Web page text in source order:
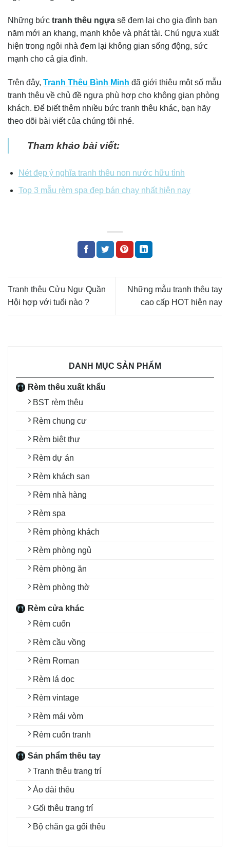
DANH MỤC SẢN PHẨM
Rèm thêu xuất khẩu
BST rèm thêu
Rèm chung cư
Rèm biệt thự
Rèm dự án
Rèm khách sạn
Rèm nhà hàng
Rèm spa
Rèm phòng khách
Rèm phòng ngủ
Rèm phòng ăn
Rèm phòng thờ
Rèm cửa khác
Rèm cuốn
Rèm cầu vồng
Rèm Roman
Rèm lá dọc
Rèm vintage
Rèm mái vòm
Rèm cuốn tranh
Sản phẩm thêu tay
Tranh thêu trang trí
Áo dài thêu
Gối thêu trang trí
Bộ chăn ga gối thêu
Những bức tranh thêu ngựa sẽ đem lại cho gia đình bạn
năm mới an khang, mạnh khỏe và phát tài. Chú ngựa xuất
hiện trong ngôi nhà đem lại không gian sống động, sức
mạnh cho cả gia đình.
Trên đây, Tranh Thêu Bình Minh đã giới thiệu một số mẫu
tranh thêu về chủ đề ngựa phù hợp cho không gian phòng
khách. Để biết thêm nhiều bức tranh thêu khác, bạn hãy
theo dõi bài viết của chúng tôi nhé.
Tham khảo bài viết:
Nét đẹp ý nghĩa tranh thêu non nước hữu tình
Top 3 mẫu rèm spa đẹp bán chạy nhất hiện nay
Tranh thêu Cửu Ngư Quần
Hội hợp với tuổi nào ?
Những mẫu tranh thêu tay
cao cấp HOT hiện nay